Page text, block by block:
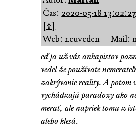
Čas: 2020-05-18 13:02:27
[↑]
Web: neuveden
Mail:
eď ja už vás ankapistov
vedel že používate
zakrývanie reality. A potom
vychádzajú paradoxy ako
merať, ale napriek tomu z
alebo klesá.